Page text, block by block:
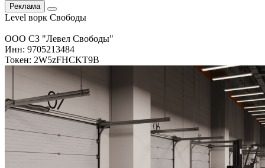
Реклама
Level ворк Свободы
ООО СЗ "Левел Свободы"
Инн: 9705213484
Токен: 2W5zFHCKT9B